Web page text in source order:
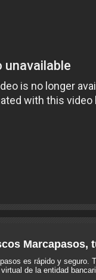
Marcapasos,
es rápido y seguro.
de la entidad